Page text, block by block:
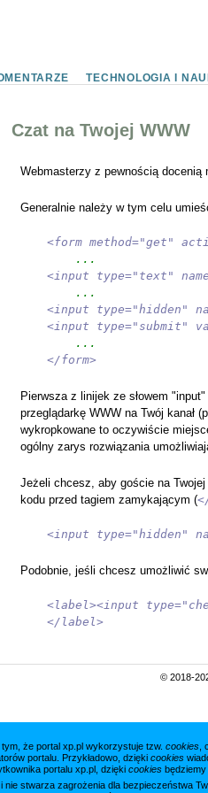
że portal xp.pl wykorzystuje tzw. cookies
portalu. Przykładowo, dzięki cookies
portalu xp.pl, dzięki cookies będziemy
nie stwarza zagrożenia dla bezpieczeństwa
TECHNOLOGIA I
Czat na Twojej WWW
Webmasterzy z pewnością docenią
Generalnie należy w tym celu
<form method="get"
...
<input type="text"
...
<input type="hidden"
<input type="submit"
...
</form>
Pierwsza z linijek ze słowem
przeglądarkę WWW na Twój kanał
wykropkowane to oczywiście
ogólny zarys rozwiązania
Jeżeli chcesz, aby goście na
kodu przed tagiem zamykającym (
<input type="hidden"
Podobnie, jeśli chcesz umożliwić
<label><input
</label>
© 2018-